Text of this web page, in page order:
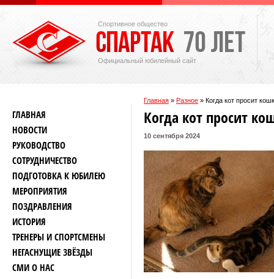
Спортивное общество
Официальный юбилейный сайт
Главная » Разное » Когда кот просит
ГЛАВНАЯ
НОВОСТИ
РУКОВОДСТВО
СОТРУДНИЧЕСТВО
ПОДГОТОВКА К ЮБИЛЕЮ
МЕРОПРИЯТИЯ
ПОЗДРАВЛЕНИЯ
ИСТОРИЯ
ТРЕНЕРЫ И СПОРТСМЕНЫ
НЕГАСНУЩИЕ ЗВЁЗДЫ
СМИ О НАС
Когда кот просит
10 сентября 2024